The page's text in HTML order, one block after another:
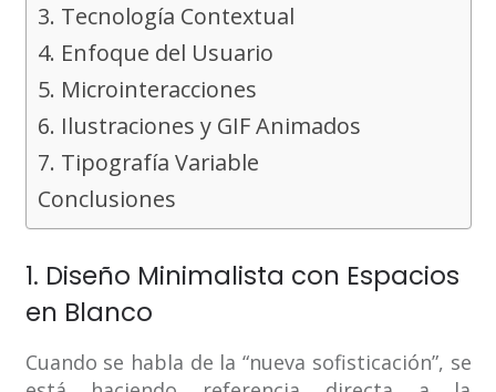
3. Tecnología Contextual
4. Enfoque del Usuario
5. Microinteracciones
6. Ilustraciones y GIF Animados
7. Tipografía Variable
Conclusiones
1. Diseño Minimalista con Espacios
en Blanco
Cuando se habla de la “nueva sofisticación”, se